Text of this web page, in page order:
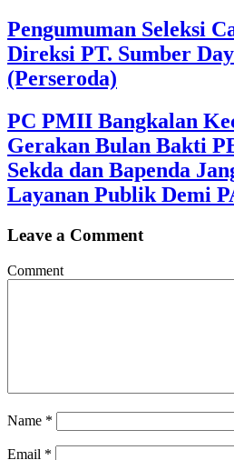
Pengumuman Seleksi
Direksi PT. Sumber
(Perseroda)
PC PMII Bangkalan
Gerakan Bulan Bakti
Sekda dan Bapenda
Layanan Publik Demi
Leave a Comment
Comment
Name *
Email *